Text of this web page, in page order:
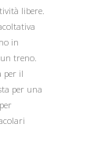
libere.
in
treno.
per il
per una